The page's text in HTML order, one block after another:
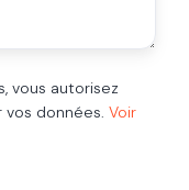
vous autorisez
vos données. Voir